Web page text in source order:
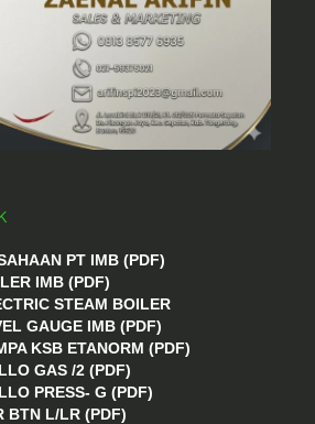
PT IMB (PDF)
IMB (PDF)
STEAM BOILER
GAUGE IMB (PDF)
KSB ETANORM (PDF)
GAS /2 (PDF)
PRESS- G (PDF)
BTN L/LR (PDF)